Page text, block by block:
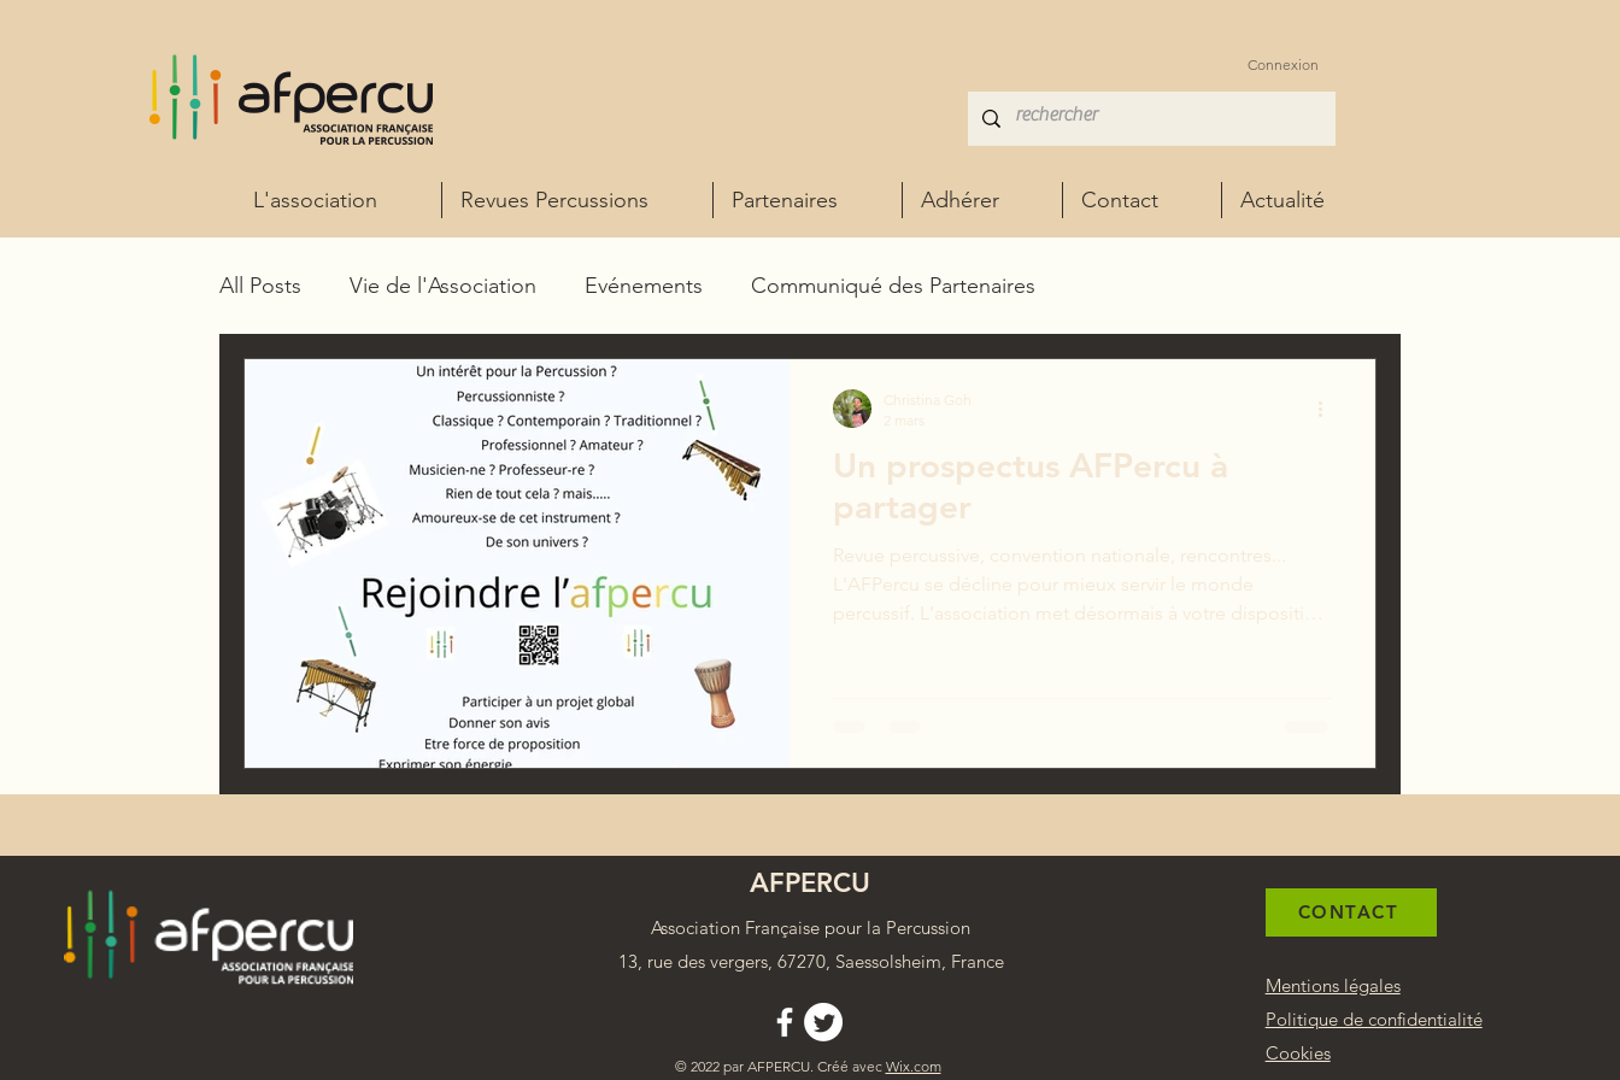
Connexion
L'association Revues Percussions Partenaires Adhérer Contact Actualité
All Posts Vie de l'Association Evénements Communiqué des Partenaires
Un prospectus AFPercu à
partager
Revue percussive, convention nationale, rencontres...
L'AFPercu se décline pour mieux servir le monde
percussif. L'association met désormais à votre disposition
Christina Goh
2 mars
AFPERCU
Association Française pour la Percussion
13, rue des vergers, 67270, Saessolsheim, France
© 2022 par AFPERCU. Créé avec Wix.com
CONTACT
Mentions légales
Politique de confidentialité
Cookies